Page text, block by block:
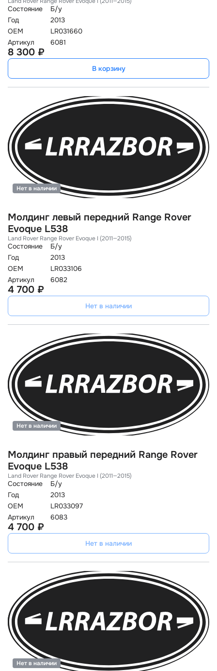
Состояние
Б/у
Год
2013
OEM
LR031660
Артикул
6081
8 300 ₽
В корзину
Молдинг левый передний Range Rover
Evoque L538
Land Rover Range Rover Evoque I (2011—2015)
Состояние
Б/у
Год
2013
OEM
LR033106
Артикул
6082
Нет в наличии
4 700 ₽
Нет в наличии
Молдинг правый передний Range Rover
Evoque L538
Land Rover Range Rover Evoque I (2011—2015)
Состояние
Б/у
Год
2013
OEM
LR033097
Артикул
6083
Нет в наличии
4 700 ₽
Нет в наличии
Нет в наличии